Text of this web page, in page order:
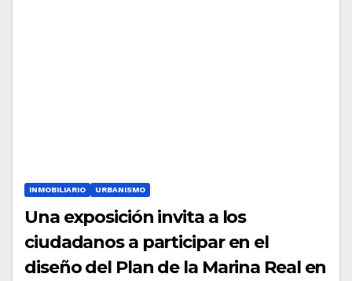
INMOBILIARIO URBANISMO
Una exposición invita a los
ciudadanos a participar en el
diseño del Plan de la Marina Real en